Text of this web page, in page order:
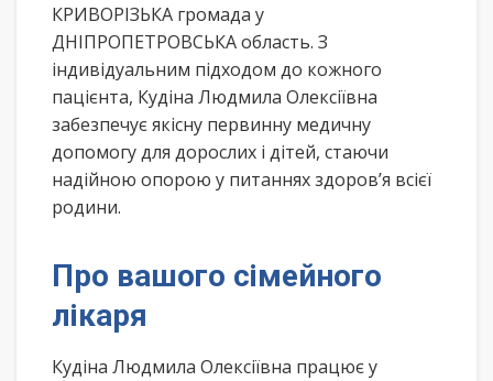
КРИВОРІЗЬКА громада у
ДНІПРОПЕТРОВСЬКА область. З
індивідуальним підходом до кожного
пацієнта, Кудіна Людмила Олексіївна
забезпечує якісну первинну медичну
допомогу для дорослих і дітей, стаючи
надійною опорою у питаннях здоров’я всієї
родини.
Про вашого сімейного
лікаря
Кудіна Людмила Олексіївна працює у